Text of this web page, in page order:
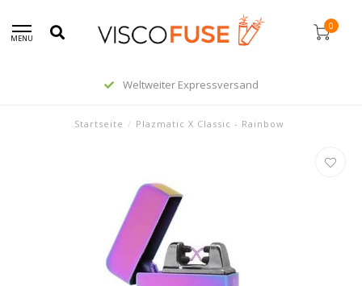
MENU
0
Weltweiter Expressversand
Startseite / Plazmatic X Classic - Rainbow